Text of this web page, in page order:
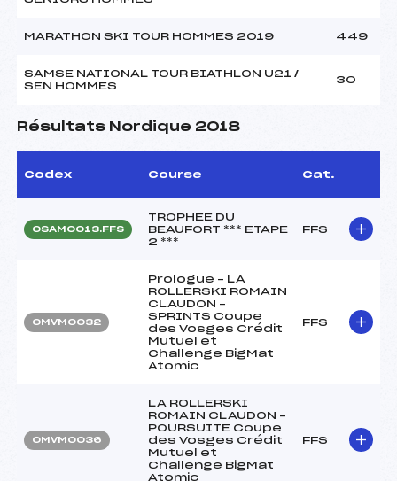
MARATHON SKI TOUR HOMMES 2019 449
SAMSE NATIONAL TOUR BIATHLON U21 /
SEN HOMMES
30
Résultats Nordique 2018
Codex Course Cat.
OSAM0013.FFS
TROPHEE DU
BEAUFORT *** ETAPE
2 ***
FFS
OMVM0032
Prologue – LA
ROLLERSKI ROMAIN
CLAUDON –
SPRINTS Coupe
des Vosges Crédit
Mutuel et
Challenge BigMat
Atomic
FFS
OMVM0036
LA ROLLERSKI
ROMAIN CLAUDON –
POURSUITE Coupe
des Vosges Crédit
Mutuel et
Challenge BigMat
Atomic
FFS